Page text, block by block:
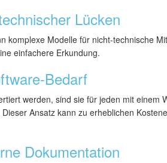
Lücken
komplexe Modelle für nicht-technische
einfachere Erkundung.
Bedarf
werden, sind sie für jeden mit
Ansatz kann zu erheblichen
Dokumentation